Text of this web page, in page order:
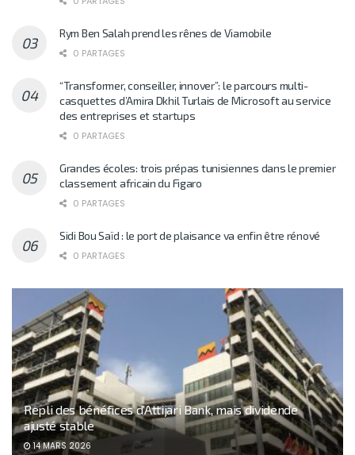
Rym Ben Salah prend les rênes de Viamobile
0 PARTAGES
“Transformer, conseiller, innover”: le parcours multi-
casquettes d’Amira Dkhil Turlais de Microsoft au service
des entreprises et startups
0 PARTAGES
Grandes écoles: trois prépas tunisiennes dans le premier
classement africain du Figaro
0 PARTAGES
Sidi Bou Saïd : le port de plaisance va enfin être rénové
0 PARTAGES
Repli des bénéfices d’Attijari Bank, mais dividende
ajusté stable
14 MARS 2026